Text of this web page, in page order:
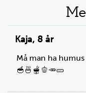
over
oppskrifter
Kaja, 8 år
Må man ha
🥣🍜🫕🫑🥕🥒